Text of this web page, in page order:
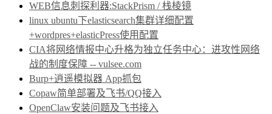
WEB信息刺探利器:StackPrism / 栈棱镜
linux ubuntu下elasticsearch集群详细配置
+wordpres+elasticPress使用配置
CIA将网络情报中心升格为独立任务中心：进攻性网络
战的制度保障 -- vulsee.com
Burp+逍遥模拟器 App抓包
Copaw简单部署及飞书/QQ接入
OpenClaw安装问题及飞书接入